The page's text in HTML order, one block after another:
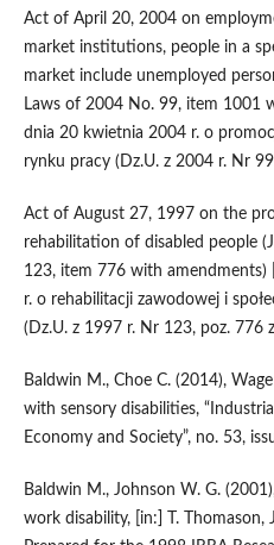
Act of April 20, 2004 on
market institutions, people in a
market include unemployed
Laws of 2004 No. 99, item 1001
dnia 20 kwietnia 2004 r. o
rynku pracy (Dz.U. z 2004 r. Nr
Act of August 27, 1997 on the
rehabilitation of disabled people
123, item 776 with amendments)
r. o rehabilitacji zawodowej i
(Dz.U. z 1997 r. Nr 123, poz. 776
Baldwin M., Choe C. (2014),
with sensory disabilities,
Economy and Society”, no. 53,
Baldwin M., Johnson W. G.
work disability, [in:] T. Thomason,